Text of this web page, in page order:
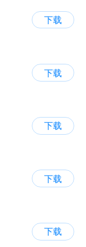
下载
下载
下载
下载
下载